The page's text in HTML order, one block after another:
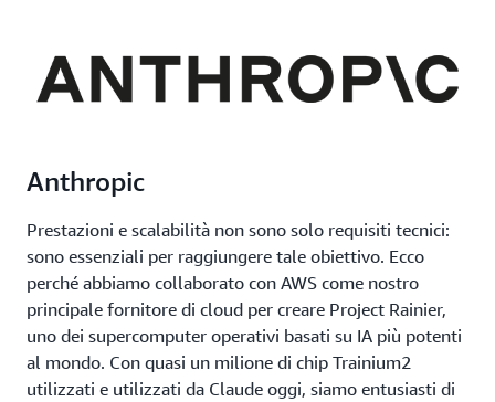
Anthropic
Prestazioni e scalabilità non sono solo requisiti tecnici:
sono essenziali per raggiungere tale obiettivo. Ecco
perché abbiamo collaborato con AWS come nostro
principale fornitore di cloud per creare Project Rainier,
uno dei supercomputer operativi basati su IA più potenti
al mondo. Con quasi un milione di chip Trainium2
utilizzati e utilizzati da Claude oggi, siamo entusiasti di